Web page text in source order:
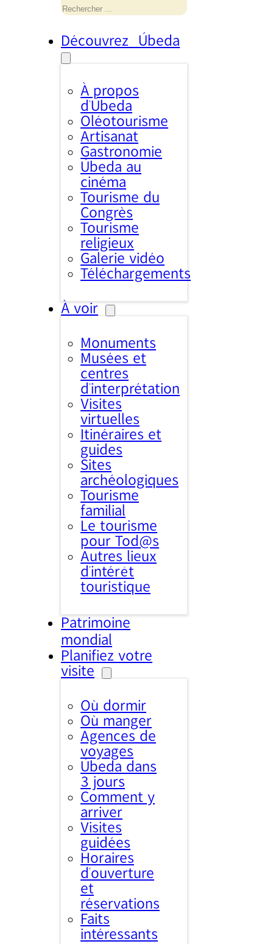
Découvrez Úbeda
À propos
d’Úbeda
Oléotourisme
Artisanat
Gastronomie
Úbeda au
cinéma
Tourisme du
Congrès
Tourisme
religieux
Galerie vidéo
Téléchargements
À voir
Monuments
Musées et
centres
d’interprétation
Visites
virtuelles
Itinéraires et
guides
Sites
archéologiques
Tourisme
familial
Le tourisme
pour Tod@s
Autres lieux
d'intérêt
touristique
Patrimoine
mondial
Planifiez votre
visite
Où dormir
Où manger
Agences de
voyages
Úbeda dans
3 jours
Comment y
arriver
Visites
guidées
Horaires
d’ouverture
et
réservations
Faits
intéressants